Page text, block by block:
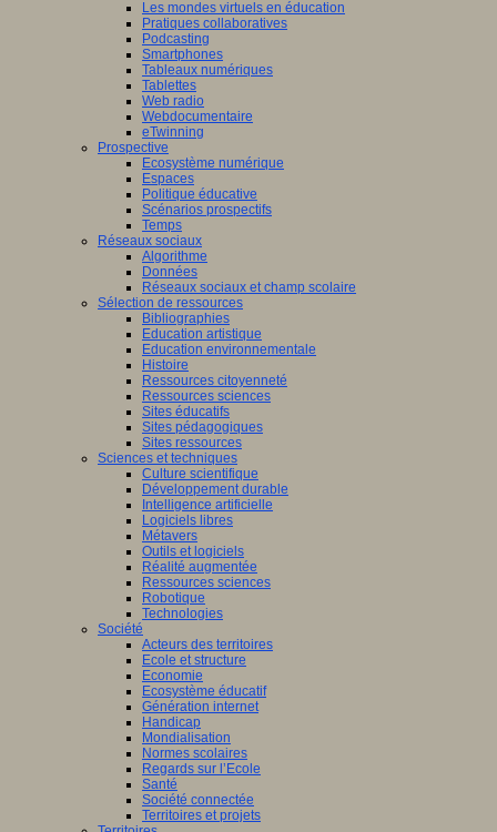
Les mondes virtuels en éducation
Pratiques collaboratives
Podcasting
Smartphones
Tableaux numériques
Tablettes
Web radio
Webdocumentaire
eTwinning
Prospective
Ecosystème numérique
Espaces
Politique éducative
Scénarios prospectifs
Temps
Réseaux sociaux
Algorithme
Données
Réseaux sociaux et champ scolaire
Sélection de ressources
Bibliographies
Education artistique
Education environnementale
Histoire
Ressources citoyenneté
Ressources sciences
Sites éducatifs
Sites pédagogiques
Sites ressources
Sciences et techniques
Culture scientifique
Développement durable
Intelligence artificielle
Logiciels libres
Métavers
Outils et logiciels
Réalité augmentée
Ressources sciences
Robotique
Technologies
Société
Acteurs des territoires
Ecole et structure
Economie
Ecosystème éducatif
Génération internet
Handicap
Mondialisation
Normes scolaires
Regards sur l’Ecole
Santé
Société connectée
Territoires et projets